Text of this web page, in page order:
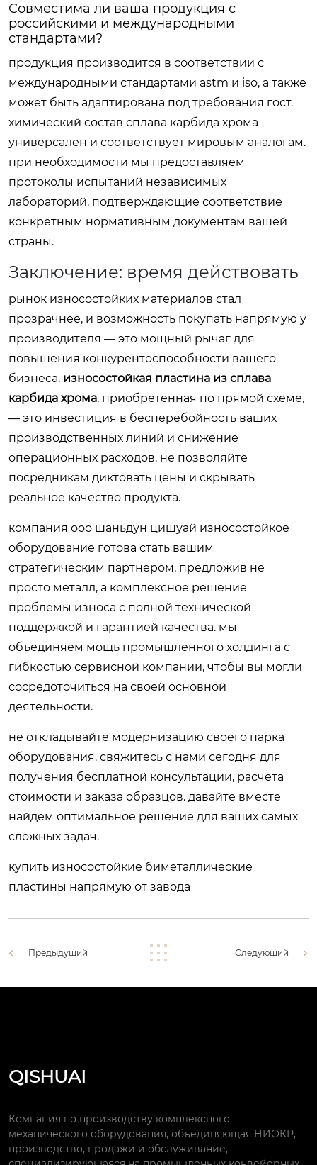
Совместима ли ваша продукция с
российскими и международными
стандартами?
продукция производится в соответствии с
международными стандартами astm и iso, а также
может быть адаптирована под требования гост.
химический состав сплава карбида хрома
универсален и соответствует мировым аналогам.
при необходимости мы предоставляем
протоколы испытаний независимых
лабораторий, подтверждающие соответствие
конкретным нормативным документам вашей
страны.
Заключение: время действовать
рынок износостойких материалов стал
прозрачнее, и возможность покупать напрямую у
производителя — это мощный рычаг для
повышения конкурентоспособности вашего
бизнеса. износостойкая пластина из сплава
карбида хрома, приобретенная по прямой схеме,
— это инвестиция в бесперебойность ваших
производственных линий и снижение
операционных расходов. не позволяйте
посредникам диктовать цены и скрывать
реальное качество продукта.
компания ооо шаньдун цишуай износостойкое
оборудование готова стать вашим
стратегическим партнером, предложив не
просто металл, а комплексное решение
проблемы износа с полной технической
поддержкой и гарантией качества. мы
объединяем мощь промышленного холдинга с
гибкостью сервисной компании, чтобы вы могли
сосредоточиться на своей основной
деятельности.
не откладывайте модернизацию своего парка
оборудования. свяжитесь с нами сегодня для
получения бесплатной консультации, расчета
стоимости и заказа образцов. давайте вместе
найдем оптимальное решение для ваших самых
сложных задач.
купить износостойкие биметаллические
пластины напрямую от завода
Предыдущий Следующий
QISHUAI
Компания по производству комплексного
механического оборудования, объединяющая НИОКР,
производство, продажи и обслуживание,